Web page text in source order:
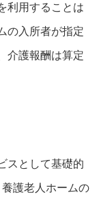
利用することは
の入所者が指定
介護報酬は算定
スとして基礎的
護老人ホームの